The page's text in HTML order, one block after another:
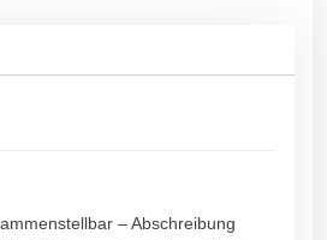
– Abschreibung